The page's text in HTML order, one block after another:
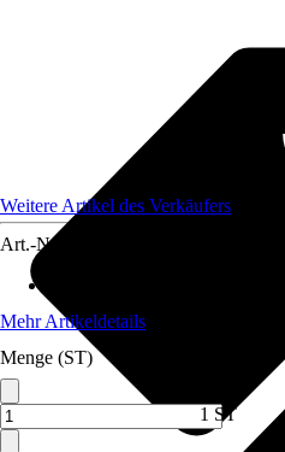
Weitere Artikel des Verkäufers
Art.-Nr.
Mehr Artikeldetails
Menge (ST)
1 ST